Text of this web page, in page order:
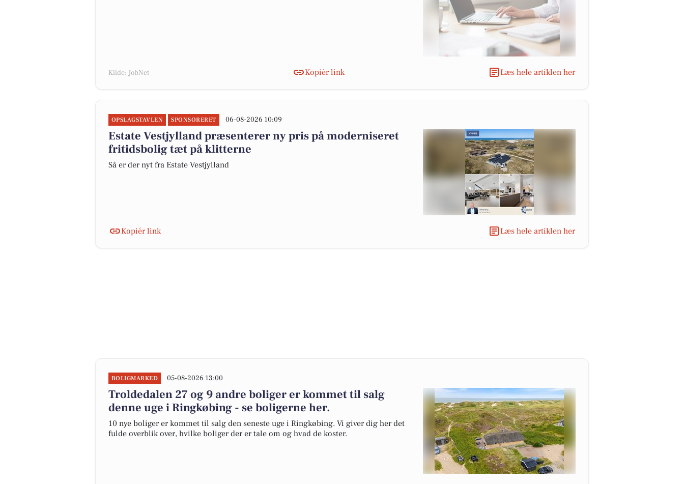
Kilde: JobNet Kopiér link Læs hele artiklen her
OPSLAGSTAVLEN SPONSORERET 06-08-2026 10:09
Estate Vestjylland præsenterer ny pris på moderniseret
fritidsbolig tæt på klitterne
Så er der nyt fra Estate Vestjylland
Kopiér link Læs hele artiklen her
BOLIGMARKED 05-08-2026 13:00
Troldedalen 27 og 9 andre boliger er kommet til salg
denne uge i Ringkøbing - se boligerne her.
10 nye boliger er kommet til salg den seneste uge i Ringkøbing. Vi giver dig her det
fulde overblik over, hvilke boliger der er tale om og hvad de koster.